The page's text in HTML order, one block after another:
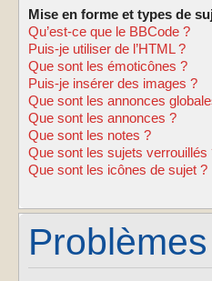
Mise en forme et types de
Qu’est-ce que le BBCode ?
Puis-je utiliser de l’HTML ?
Que sont les émoticônes ?
Puis-je insérer des images ?
Que sont les annonces
Que sont les annonces ?
Que sont les notes ?
Que sont les sujets verrouillés
Que sont les icônes de sujet ?